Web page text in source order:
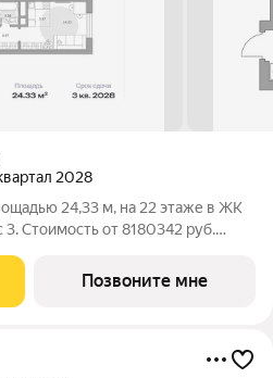
2028
24,33 м, на 22 этаже в ЖК
от 8180342 руб.
Проект впечатляет
Позвоните мне